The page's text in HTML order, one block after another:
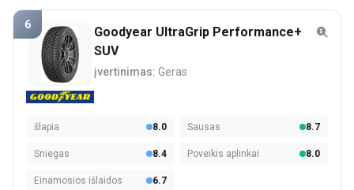
6
Goodyear UltraGrip Performance+
SUV
įvertinimas: Geras
šlapia 8.0 Sausas 8.7
Sniegas 8.4 Poveikis aplinkai 8.0
Einamosios išlaidos 6.7